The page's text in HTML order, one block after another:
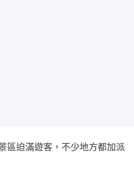
區迫滿遊客，不少地方都加派